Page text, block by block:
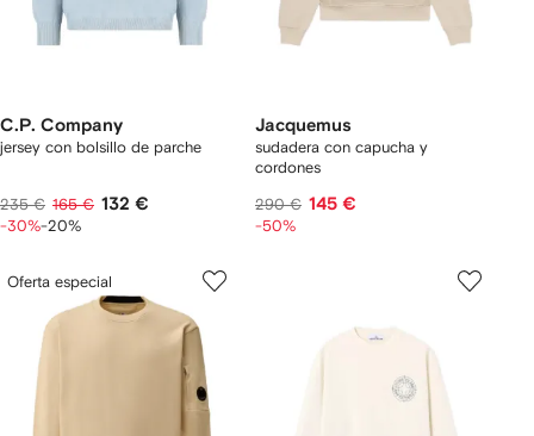
C.P. Company
jersey con bolsillo de parche
235 € 165 € 132 €
-30%-20%
Jacquemus
sudadera con capucha y
cordones
290 € 145 €
-50%
Oferta especial